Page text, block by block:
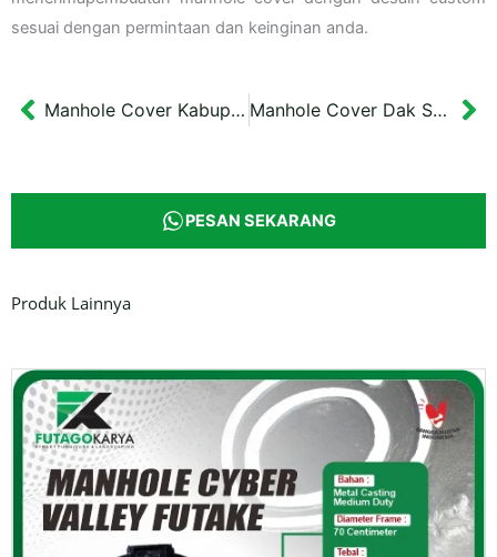
sesuai dengan permintaan dan keinginan anda.
Prev Manhole Cover Kabupaten Kebumen Manhole Cover Dak Sanitasi Kab Cirebon
PESAN SEKARANG
Produk Lainnya